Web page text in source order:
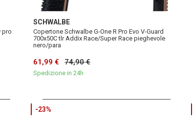
pro
SCHWALBE
Copertone Schwalbe G-One R Pro Evo V-Guard
700x50C tlr Addix Race/Super Race pieghevole
nero/para
61,99 € 74,90 €
Spedizione in 24h
-23%